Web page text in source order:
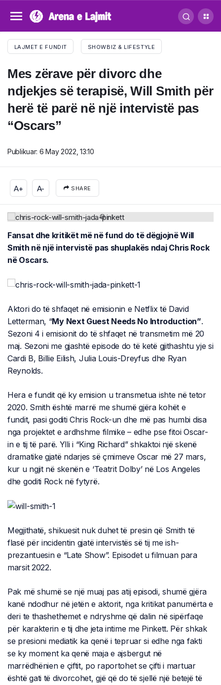
LAJMET E FUNDIT SHOWBIZ & LIFESTYLE
Mes zërave për divorc dhe
ndjekjes së terapisë, Will Smith për
herë të parë në një intervistë pas
“Oscars”
Publikuar: 6 May 2022, 13:10
A+ A- SHARE
Fansat dhe kritikët më në fund do të dëgjojnë Will
Smith në një intervistë pas shuplakës ndaj Chris Rock
në Oscars.
Aktori do të shfaqet në emisionin e Netflix të David
Letterman, “My Next Guest Needs No Introduction”.
Sezoni 4 i emisionit do të shfaqet në transmetim më 20
maj. Sezoni me gjashtë episode do të ketë gjithashtu yje si
Cardi B, Billie Eilish, Julia Louis-Dreyfus dhe Ryan
Reynolds.
Hera e fundit që ky emision u transmetua ishte në tetor
2020. Smith është marrë me shumë gjëra kohët e
fundit, pasi goditi Chris Rock-un dhe më pas humbi disa
nga projektet e ardhshme filmike – edhe pse fitoi Oscar-
in e tij të parë. Ylli i “King Richard” shkaktoi një skenë
dramatike gjatë ndarjes së çmimeve Oscar më 27 mars,
kur u ngjit në skenën e ‘Teatrit Dolby’ në Los Angeles
dhe goditi Rock në fytyrë.
Megjithatë, shikuesit nuk duhet të presin që Smith të
flasë për incidentin gjatë intervistës së tij me ish-
prezantuesin e “Late Show”. Episodet u filmuan para
marsit 2022.
Pak më shumë se një muaj pas atij episodi, shumë gjëra
kanë ndodhur në jetën e aktorit, nga kritikat panumërta e
deri te thashethemet e ndryshme që dalin në sipërfaqe
për karakterin e tij dhe jeta intime me Pinkett. Për shkak
se presioni mediatik ka qenë i tepruar si edhe nga fakti
se ky moment ka qenë maja e ajsbergut në
marrëdhënien e çiftit, po raportohet se çifti i martuar
është gati të divorcohet, gjë që do të sjellë një betejë të